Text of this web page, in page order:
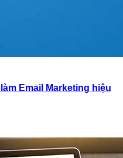
Email Marketing hiệu